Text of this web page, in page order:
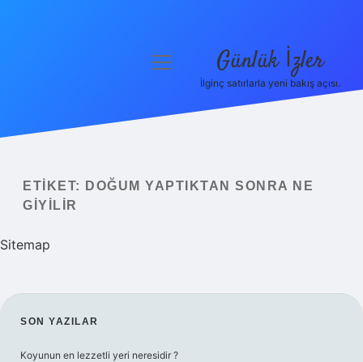
Yasal Uyarı
menüyü
Günlük İzler
İlginç satırlarla yeni bakış açısı.
ETIKET:
DOĞUM YAPTIKTAN SONRA NE
GIYILIR
Sitemap
SIDEBAR
SON YAZILAR
Koyunun en lezzetli yeri neresidir ?